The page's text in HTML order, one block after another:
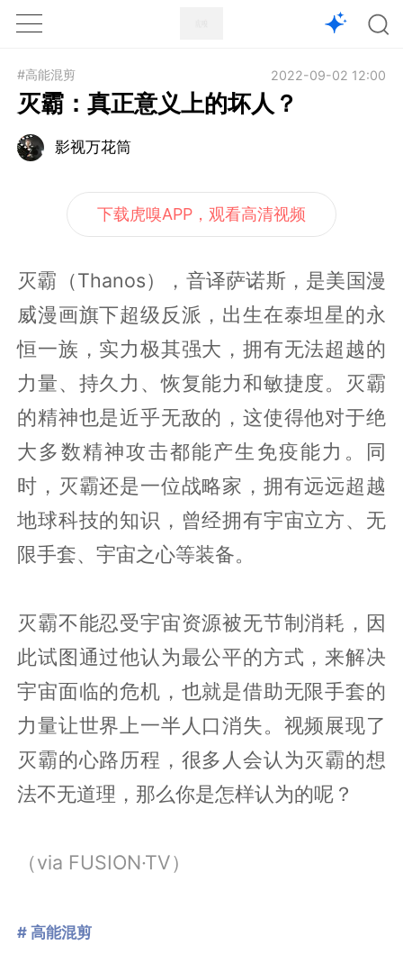
1X
#高能混剪 2022-09-02 12:00
灭霸：真正意义上的坏人？
影视万花筒
下载虎嗅APP，观看高清视频
灭霸（Thanos），音译萨诺斯，是美国漫
威漫画旗下超级反派，出生在泰坦星的永
恒一族，实力极其强大，拥有无法超越的
力量、持久力、恢复能力和敏捷度。灭霸
的精神也是近乎无敌的，这使得他对于绝
大多数精神攻击都能产生免疫能力。同
时，灭霸还是一位战略家，拥有远远超越
地球科技的知识，曾经拥有宇宙立方、无
限手套、宇宙之心等装备。
灭霸不能忍受宇宙资源被无节制消耗，因
此试图通过他认为最公平的方式，来解决
宇宙面临的危机，也就是借助无限手套的
力量让世界上一半人口消失。视频展现了
灭霸的心路历程，很多人会认为灭霸的想
法不无道理，那么你是怎样认为的呢？
（via FUSION·TV）
# 高能混剪